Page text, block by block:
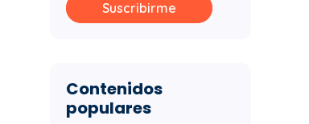
Suscribirme
Contenidos
populares